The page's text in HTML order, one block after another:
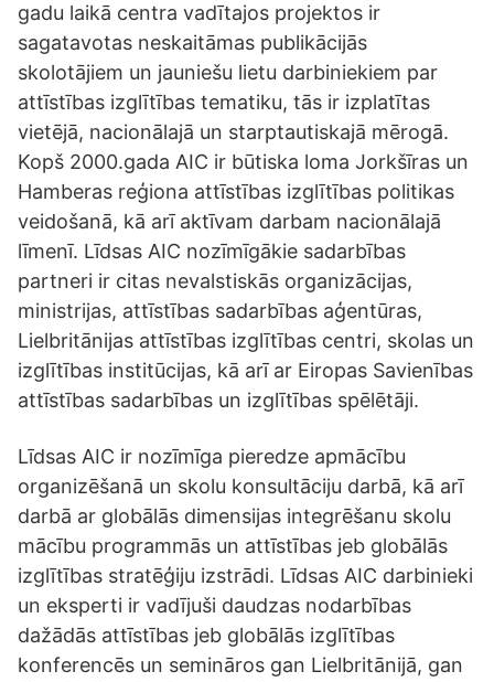
gadu laikā centra vadītajos projektos ir
sagatavotas neskaitāmas publikācijās
skolotājiem un jauniešu lietu darbiniekiem par
attīstības izglītības tematiku, tās ir izplatītas
vietējā, nacionālajā un starptautiskajā mērogā.
Kopš 2000.gada AIC ir būtiska loma Jorkšīras un
Hamberas reģiona attīstības izglītības politikas
veidošanā, kā arī aktīvam darbam nacionālajā
līmenī. Līdsas AIC nozīmīgākie sadarbības
partneri ir citas nevalstiskās organizācijas,
ministrijas, attīstības sadarbības aģentūras,
Lielbritānijas attīstības izglītības centri, skolas un
izglītības institūcijas, kā arī ar Eiropas Savienības
attīstības sadarbības un izglītības spēlētāji.
Līdsas AIC ir nozīmīga pieredze apmācību
organizēšanā un skolu konsultāciju darbā, kā arī
darbā ar globālās dimensijas integrēšanu skolu
mācību programmās un attīstības jeb globālās
izglītības stratēģiju izstrādi. Līdsas AIC darbinieki
un eksperti ir vadījuši daudzas nodarbības
dažādās attīstības jeb globālās izglītības
konferencēs un semināros gan Lielbritānijā, gan